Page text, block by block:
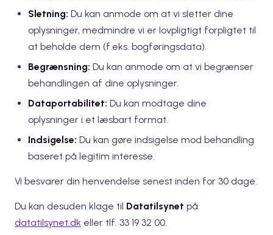
Sletning: Du kan anmode om at vi sletter dine
oplysninger, medmindre vi er lovpligtigt forpligtet til
at beholde dem (f.eks. bogføringsdata).
Begrænsning: Du kan anmode om at vi begrænser
behandlingen af dine oplysninger.
Dataportabilitet: Du kan modtage dine
oplysninger i et læsbart format.
Indsigelse: Du kan gøre indsigelse mod behandling
baseret på legitim interesse.
Vi besvarer din henvendelse senest inden for 30 dage.
Du kan desuden klage til Datatilsynet på
datatilsynet.dk eller tlf. 33 19 32 00.